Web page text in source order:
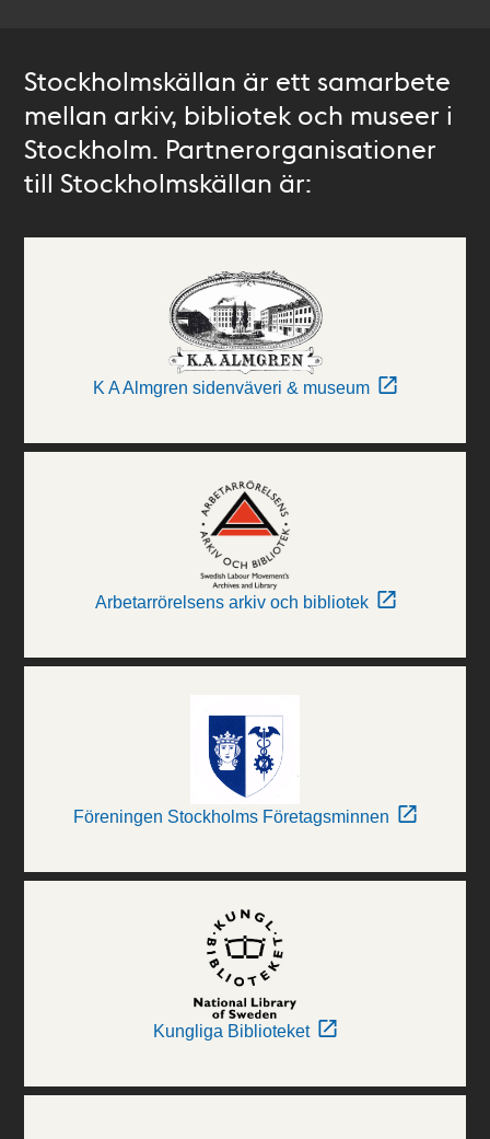
Stockholmskällan är ett samarbete
mellan arkiv, bibliotek och museer i
Stockholm. Partnerorganisationer
till Stockholmskällan är:
K A Almgren sidenväveri & museum
Arbetarrörelsens arkiv och bibliotek
Föreningen Stockholms Företagsminnen
Kungliga Biblioteket